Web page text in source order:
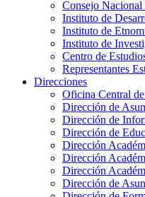
Consejo
Instituto de
Instituto de
Instituto de
Centro de
Representantes
Direcciones
Oficina Central
Dirección de
Dirección de
Dirección de
Dirección
Dirección
Dirección
Dirección de